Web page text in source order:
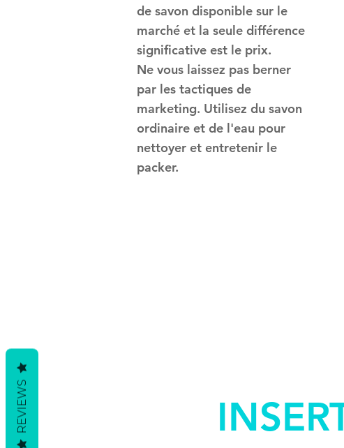
de savon disponible sur le
marché et la seule différence
significative est le prix.
Ne vous laissez pas berner
par les tactiques de
marketing. Utilisez du savon
ordinaire et de l'eau pour
nettoyer et entretenir le
packer.
REVIEWS